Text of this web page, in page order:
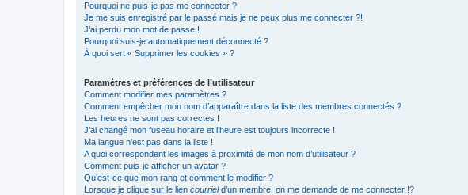
Pourquoi ne puis-je pas me connecter ?
Je me suis enregistré par le passé mais je ne peux plus me connecter ?!
J’ai perdu mon mot de passe !
Pourquoi suis-je automatiquement déconnecté ?
À quoi sert « Supprimer les cookies » ?
Paramètres et préférences de l’utilisateur
Comment modifier mes paramètres ?
Comment empêcher mon nom d’apparaître dans la liste des membres connectés ?
Les heures ne sont pas correctes !
J’ai changé mon fuseau horaire et l’heure est toujours incorrecte !
Ma langue n’est pas dans la liste !
A quoi correspondent les images à proximité de mon nom d’utilisateur ?
Comment puis-je afficher un avatar ?
Qu’est-ce que mon rang et comment le modifier ?
Lorsque je clique sur le lien courrield’un membre, on me demande de me connecter !?